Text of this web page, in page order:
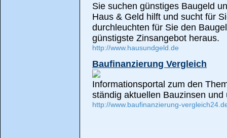
Sie suchen günstiges Baugeld
Haus & Geld hilft und sucht für
durchleuchten für Sie den
günstigste Zinsangebot heraus.
http://www.hausundgeld.de
Baufinanzierung Vergleich
Informationsportal zum den
ständig aktuellen Bauzinsen
http://www.baufinanzierung-